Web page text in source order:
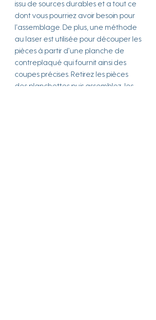
issu de sources durables et a tout ce
dont vous pourriez avoir besoin pour
l’assemblage. De plus, une méthode
au laser est utilisée pour découper les
pièces à partir d’une planche de
contreplaqué qui fournit ainsi des
coupes précises. Retirez les pièces
des planchettes puis assemblez-les